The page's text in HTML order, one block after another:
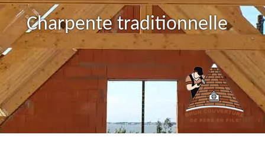
Charpente traditionnelle